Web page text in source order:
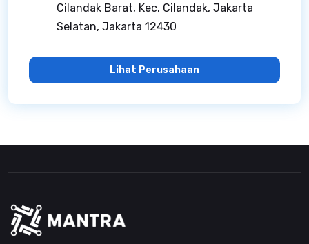
Cilandak Barat, Kec. Cilandak, Jakarta
Selatan, Jakarta 12430
Lihat Perusahaan